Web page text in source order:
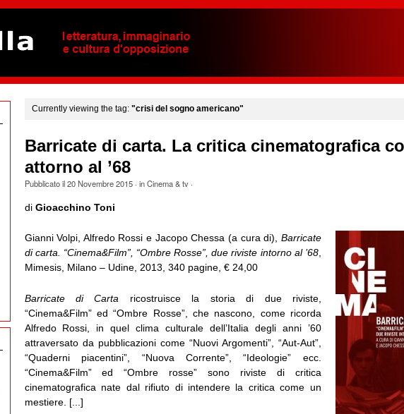
Currently viewing the tag: "crisi del sogno americano"
Barricate di carta. La critica cinematografica
attorno al ’68
Pubblicato il20 Novembre 2015· inCinema & tv·
di Gioacchino Toni
Gianni Volpi, Alfredo Rossi e Jacopo Chessa (a cura di), Barricate
di carta. “Cinema&Film”, “Ombre Rosse”, due riviste intorno al ’68,
Mimesis, Milano – Udine, 2013, 340 pagine, € 24,00
Barricate di Carta ricostruisce la storia di due riviste,
“Cinema&Film” ed “Ombre Rosse”, che nascono, come ricorda
Alfredo Rossi, in quel clima culturale dell’Italia degli anni ’60
attraversato da pubblicazioni come “Nuovi Argomenti”, “Aut-Aut”,
“Quaderni piacentini”, “Nuova Corrente”, “Ideologie” ecc.
“Cinema&Film” ed “Ombre rosse” sono riviste di critica
cinematografica nate dal rifiuto di intendere la critica come un
mestiere. [...]